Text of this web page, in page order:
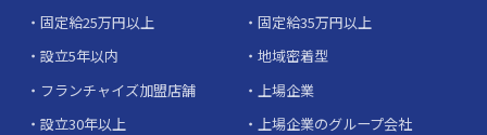
固定給25万円以上
固定給35万円以上
設立5年以内
地域密着型
フランチャイズ加盟店舗
上場企業
設立30年以上
上場企業のグループ会社